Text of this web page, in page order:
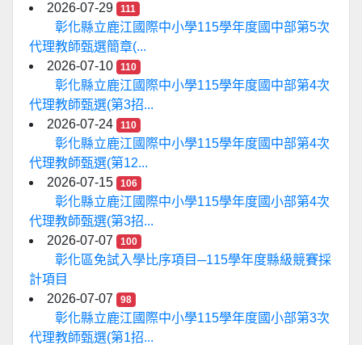
2026-07-29
111
彰化縣立鹿江國際中小學115學年度國中部第5次
代理教師甄選簡章(...
2026-07-10
110
彰化縣立鹿江國際中小學115學年度國中部第4次
代理教師甄選(第3招...
2026-07-24
110
彰化縣立鹿江國際中小學115學年度國中部第4次
代理教師甄選(第12...
2026-07-15
106
彰化縣立鹿江國際中小學115學年度國小部第4次
代理教師甄選(第3招...
2026-07-07
100
彰化區免試入學比序項目─115學年度縣級競賽採
計項目
2026-07-07
98
彰化縣立鹿江國際中小學115學年度國小部第3次
代理教師甄選(第1招...